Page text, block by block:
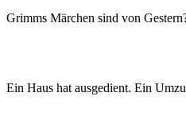
Grimms Märchen sind von
Ein Haus hat ausgedient. Ein